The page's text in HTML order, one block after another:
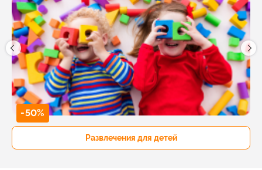
-50%
Развлечения для детей